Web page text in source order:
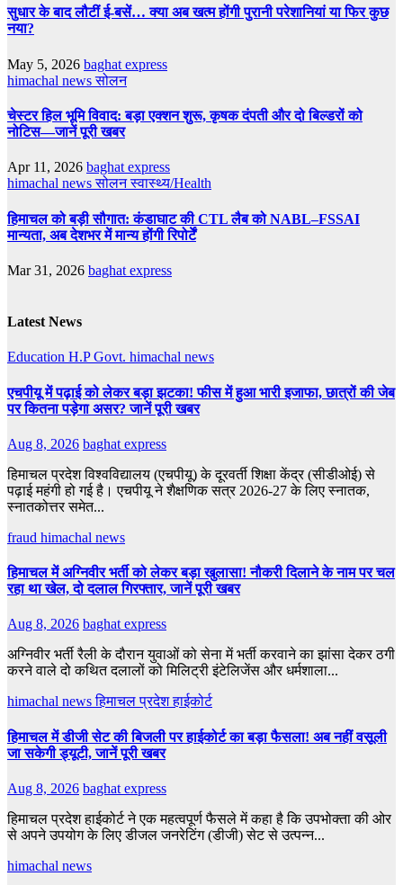
सुधार के बाद लौटीं ई-बसें… क्या अब खत्म होंगी पुरानी परेशानियां या फिर कुछ
नया?
May 5, 2026 baghat express
himachal newsसोलन
चेस्टर हिल भूमि विवाद: बड़ा एक्शन शुरू, कृषक दंपती और दो बिल्डरों को
नोटिस—जानें पूरी खबर
Apr 11, 2026 baghat express
himachal newsसोलनस्वास्थ्य/Health
हिमाचल को बड़ी सौगात: कंडाघाट की CTL लैब को NABL–FSSAI
मान्यता, अब देशभर में मान्य होंगी रिपोर्टें
Mar 31, 2026 baghat express
Latest News
Education H.P Govt. himachal news
एचपीयू में पढ़ाई को लेकर बड़ा झटका! फीस में हुआ भारी इजाफा, छात्रों की जेब
पर कितना पड़ेगा असर? जानें पूरी खबर
Aug 8, 2026 baghat express
हिमाचल प्रदेश विश्वविद्यालय (एचपीयू) के दूरवर्ती शिक्षा केंद्र (सीडीओई) से
पढ़ाई महंगी हो गई है। एचपीयू ने शैक्षणिक सत्र 2026-27 के लिए स्नातक,
स्नातकोत्तर समेत...
fraud himachal news
हिमाचल में अग्निवीर भर्ती को लेकर बड़ा खुलासा! नौकरी दिलाने के नाम पर चल
रहा था खेल, दो दलाल गिरफ्तार, जानें पूरी खबर
Aug 8, 2026 baghat express
अग्निवीर भर्ती रैली के दौरान युवाओं को सेना में भर्ती करवाने का झांसा देकर ठगी
करने वाले दो कथित दलालों को मिलिट्री इंटेलिजेंस और धर्मशाला...
himachal newsहिमाचल प्रदेश हाईकोर्ट
हिमाचल में डीजी सेट की बिजली पर हाईकोर्ट का बड़ा फैसला! अब नहीं वसूली
जा सकेगी ड्यूटी, जानें पूरी खबर
Aug 8, 2026 baghat express
हिमाचल प्रदेश हाईकोर्ट ने एक महत्वपूर्ण फैसले में कहा है कि उपभोक्ता की ओर
से अपने उपयोग के लिए डीजल जनरेटिंग (डीजी) सेट से उत्पन्न...
himachal news